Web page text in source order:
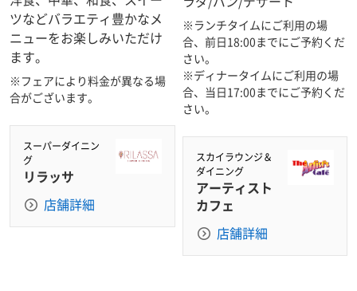
ツなどバラエティ豊かなメ
ニューをお楽しみいただけ
ます。
※フェアにより料金が異なる場
合がございます。
スーパーダイニン
グ
リラッサ
店舗詳細
※ランチタイムにご利用の場
合、前日18:00までにご予約くだ
さい。
※ディナータイムにご利用の場
合、当日17:00までにご予約くだ
さい。
スカイラウンジ＆
ダイニング
アーティスト
カフェ
店舗詳細